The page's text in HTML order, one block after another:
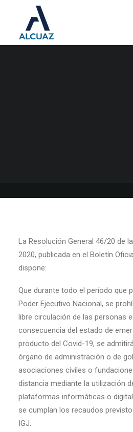
La Resolución General 46/20 de
2020, publicada en el Boletín
dispone:
Que durante todo el período que
Poder Ejecutivo Nacional, se
libre circulación de las personas
consecuencia del estado de
producto del Covid-19, se
órgano de administración o de
asociaciones civiles o
distancia mediante la utilización
plataformas informáticas o
se cumplan los recaudos
IGJ.